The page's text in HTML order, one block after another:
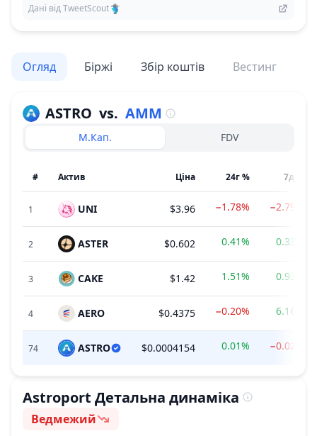
Дані від TweetScout
Огляд Біржі Збір коштів Вестинг
ASTRO vs. AMM
М.Кап. FDV
# Актив Ціна 24г % 7д %
1 UNI $3.96 −1.78% −2.79%
2 ASTER $0.602 0.41% 0.33%
3 CAKE $1.42 1.51% 0.93%
4 AERO $0.4375 −0.20% 6.16%
74 ASTRO $0.0004154 0.01% −0.02%
Astroport Детальна динаміка
Сентимент
Ведмежий